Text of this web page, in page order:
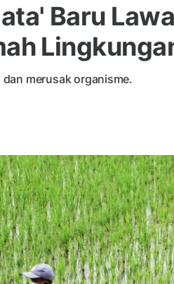
Baru
merusak organisme.